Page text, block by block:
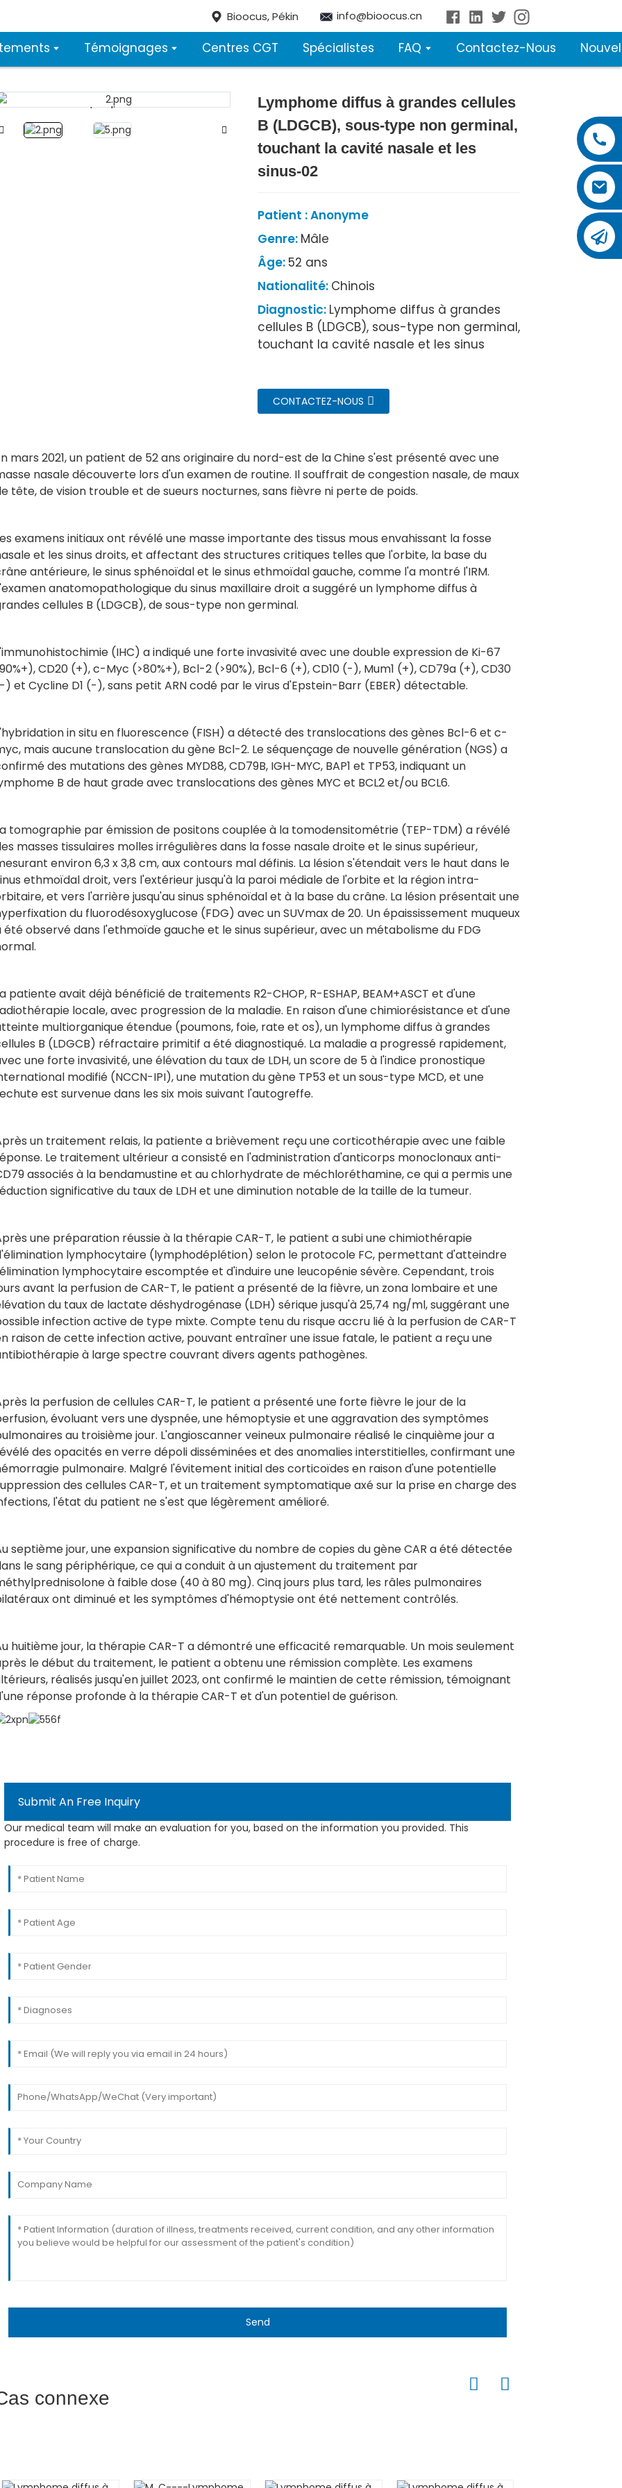
Bioocus, Pékin info@bioocus.cn
Témoignages Centres CGT Spécialistes FAQ Contactez-Nous
Loading...
Loading... Loading...
Loading...
Lymphome diffus à grandes cellules
B (LDGCB), sous-type non germinal,
touchant la cavité nasale et les
sinus-02
Patient : Anonyme
Genre: Mâle
Âge: 52 ans
Nationalité: Chinois
Diagnostic: Lymphome diffus à grandes
cellules B (LDGCB), sous-type non germinal,
touchant la cavité nasale et les sinus
CONTACTEZ-NOUS
mars 2021, un patient de 52 ans originaire du nord-est de la Chine s'est présenté avec une
nasale découverte lors d'un examen de routine. Il souffrait de congestion nasale, de maux
tête, de vision trouble et de sueurs nocturnes, sans fièvre ni perte de poids.
examens initiaux ont révélé une masse importante des tissus mous envahissant la fosse
et les sinus droits, et affectant des structures critiques telles que l'orbite, la base du
antérieure, le sinus sphénoïdal et le sinus ethmoïdal gauche, comme l'a montré l'IRM.
anatomopathologique du sinus maxillaire droit a suggéré un lymphome diffus à
cellules B (LDGCB), de sous-type non germinal.
(IHC) a indiqué une forte invasivité avec une double expression de Ki-67
CD20 (+), c-Myc (>80%+), Bcl-2 (>90%), Bcl-6 (+), CD10 (-), Mum1 (+), CD79a (+), CD30
) et Cycline D1 (-), sans petit ARN codé par le virus d'Epstein-Barr (EBER) détectable.
in situ en fluorescence (FISH) a détecté des translocations des gènes Bcl-6 et c-
mais aucune translocation du gène Bcl-2. Le séquençage de nouvelle génération (NGS) a
des mutations des gènes MYD88, CD79B, IGH-MYC, BAP1 et TP53, indiquant un
B de haut grade avec translocations des gènes MYC et BCL2 et/ou BCL6.
tomographie par émission de positons couplée à la tomodensitométrie (TEP-TDM) a révélé
masses tissulaires molles irrégulières dans la fosse nasale droite et le sinus supérieur,
environ 6,3 x 3,8 cm, aux contours mal définis. La lésion s'étendait vers le haut dans le
ethmoïdal droit, vers l'extérieur jusqu'à la paroi médiale de l'orbite et la région intra-
et vers l'arrière jusqu'au sinus sphénoïdal et à la base du crâne. La lésion présentait une
du fluorodésoxyglucose (FDG) avec un SUVmax de 20. Un épaississement muqueux
été observé dans l'ethmoïde gauche et le sinus supérieur, avec un métabolisme du FDG
patiente avait déjà bénéficié de traitements R2-CHOP, R-ESHAP, BEAM+ASCT et d'une
locale, avec progression de la maladie. En raison d'une chimiorésistance et d'une
multiorganique étendue (poumons, foie, rate et os), un lymphome diffus à grandes
B (LDGCB) réfractaire primitif a été diagnostiqué. La maladie a progressé rapidement,
une forte invasivité, une élévation du taux de LDH, un score de 5 à l'indice pronostique
modifié (NCCN-IPI), une mutation du gène TP53 et un sous-type MCD, et une
est survenue dans les six mois suivant l'autogreffe.
un traitement relais, la patiente a brièvement reçu une corticothérapie avec une faible
Le traitement ultérieur a consisté en l'administration d'anticorps monoclonaux anti-
associés à la bendamustine et au chlorhydrate de méchloréthamine, ce qui a permis une
significative du taux de LDH et une diminution notable de la taille de la tumeur.
une préparation réussie à la thérapie CAR-T, le patient a subi une chimiothérapie
lymphocytaire (lymphodéplétion) selon le protocole FC, permettant d'atteindre
lymphocytaire escomptée et d'induire une leucopénie sévère. Cependant, trois
avant la perfusion de CAR-T, le patient a présenté de la fièvre, un zona lombaire et une
du taux de lactate déshydrogénase (LDH) sérique jusqu'à 25,74 ng/ml, suggérant une
infection active de type mixte. Compte tenu du risque accru lié à la perfusion de CAR-T
raison de cette infection active, pouvant entraîner une issue fatale, le patient a reçu une
à large spectre couvrant divers agents pathogènes.
la perfusion de cellules CAR-T, le patient a présenté une forte fièvre le jour de la
évoluant vers une dyspnée, une hémoptysie et une aggravation des symptômes
au troisième jour. L'angioscanner veineux pulmonaire réalisé le cinquième jour a
des opacités en verre dépoli disséminées et des anomalies interstitielles, confirmant une
pulmonaire. Malgré l'évitement initial des corticoïdes en raison d'une potentielle
des cellules CAR-T, et un traitement symptomatique axé sur la prise en charge des
l'état du patient ne s'est que légèrement amélioré.
septième jour, une expansion significative du nombre de copies du gène CAR a été détectée
le sang périphérique, ce qui a conduit à un ajustement du traitement par
à faible dose (40 à 80 mg). Cinq jours plus tard, les râles pulmonaires
ont diminué et les symptômes d'hémoptysie ont été nettement contrôlés.
huitième jour, la thérapie CAR-T a démontré une efficacité remarquable. Un mois seulement
le début du traitement, le patient a obtenu une rémission complète. Les examens
réalisés jusqu'en juillet 2023, ont confirmé le maintien de cette rémission, témoignant
réponse profonde à la thérapie CAR-T et d'un potentiel de guérison.
Submit An Free Inquiry
Our medical team will make an evaluation for you, based on the information you provided. This
procedure is free of charge.
Send
connexe